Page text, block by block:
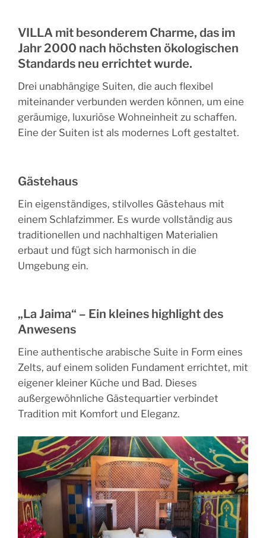
VILLA mit besonderem Charme, das im
Jahr 2000 nach höchsten ökologischen
Standards neu errichtet wurde.
Drei unabhängige Suiten, die auch flexibel
miteinander verbunden werden können, um eine
geräumige, luxuriöse Wohneinheit zu schaffen.
Eine der Suiten ist als modernes Loft gestaltet.
Gästehaus
Ein eigenständiges, stilvolles Gästehaus mit
einem Schlafzimmer. Es wurde vollständig aus
traditionellen und nachhaltigen Materialien
erbaut und fügt sich harmonisch in die
Umgebung ein.
„La Jaima“ – Ein kleines highlight des
Anwesens
Eine authentische arabische Suite in Form eines
Zelts, auf einem soliden Fundament errichtet, mit
eigener kleiner Küche und Bad. Dieses
außergewöhnliche Gästequartier verbindet
Tradition mit Komfort und Eleganz.